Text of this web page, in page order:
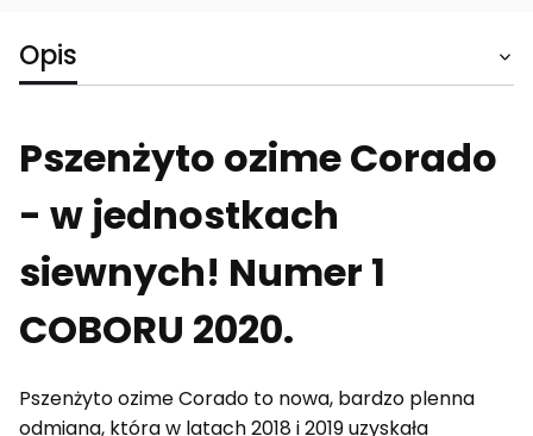
Opis
Pszenżyto ozime Corado
- w jednostkach
siewnych! Numer 1
COBORU 2020.
Pszenżyto ozime Corado to nowa, bardzo plenna
odmiana, która w latach 2018 i 2019 uzyskała